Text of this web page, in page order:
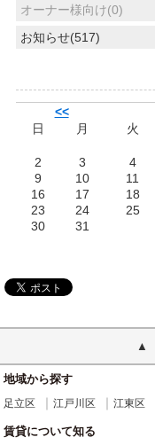
オーナー様向け(0)
お知らせ(517)
<<
日
月 火
2
3 4
9
10 11
16
17 18
23
24 25
30
31
地域から探す
足立区 江戸川区 江東区
賃貸について知る